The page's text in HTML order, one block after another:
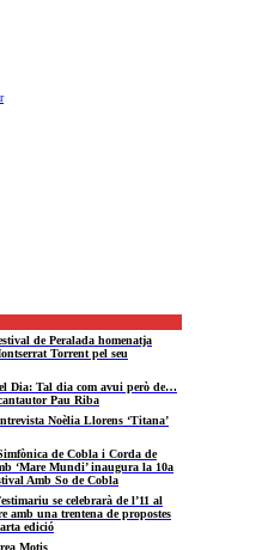
de Peralada homenatja
Torrent pel seu
Dia: Tal dia com avui però de…
Pau Riba
Noèlia Llorens ‘Titana’
de Cobla i Corda de
‘Mare Mundi’ inaugura la 10a
Amb So de Cobla
se celebrarà de l’11 al
amb una trentena de propostes
edició